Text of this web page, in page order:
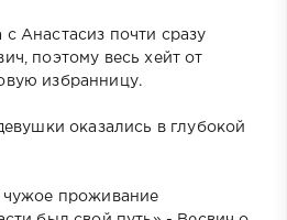
Анастасиз почти сразу
поэтому весь хейт от
избранницу.
оказались в глубокой
чужое проживание